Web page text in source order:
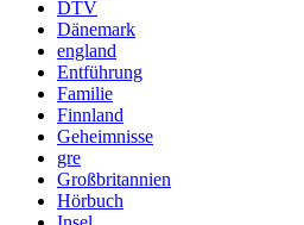
DTV
Dänemark
england
Entführung
Familie
Finnland
Geheimnisse
gre
Großbritannien
Hörbuch